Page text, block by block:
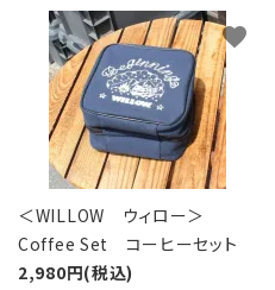
＜WILLOW ウィロー＞
Coffee Set コーヒーセット
2,980円(税込)
favorite